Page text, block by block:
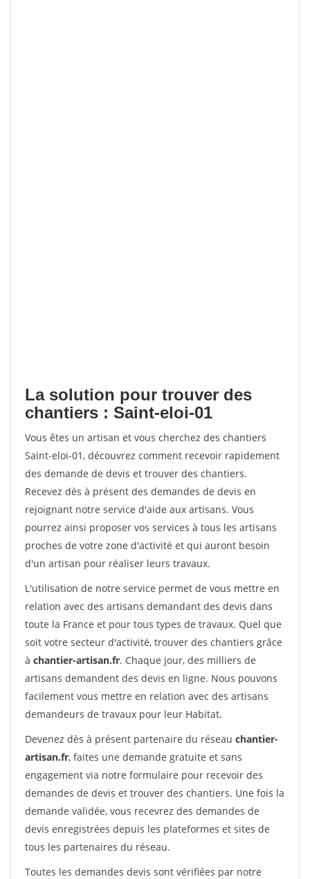
La solution pour trouver des
chantiers : Saint-eloi-01
Vous êtes un artisan et vous cherchez des chantiers
Saint-eloi-01, découvrez comment recevoir rapidement
des demande de devis et trouver des chantiers.
Recevez dès à présent des demandes de devis en
rejoignant notre service d'aide aux artisans. Vous
pourrez ainsi proposer vos services à tous les artisans
proches de votre zone d'activité et qui auront besoin
d'un artisan pour réaliser leurs travaux.
L'utilisation de notre service permet de vous mettre en
relation avec des artisans demandant des devis dans
toute la France et pour tous types de travaux. Quel que
soit votre secteur d'activité, trouver des chantiers grâce
à chantier-artisan.fr. Chaque jour, des milliers de
artisans demandent des devis en ligne. Nous pouvons
facilement vous mettre en relation avec des artisans
demandeurs de travaux pour leur Habitat.
Devenez dès à présent partenaire du réseau chantier-
artisan.fr, faites une demande gratuite et sans
engagement via notre formulaire pour recevoir des
demandes de devis et trouver des chantiers. Une fois la
demande validée, vous recevrez des demandes de
devis enregistrées depuis les plateformes et sites de
tous les partenaires du réseau.
Toutes les demandes devis sont vérifiées par notre